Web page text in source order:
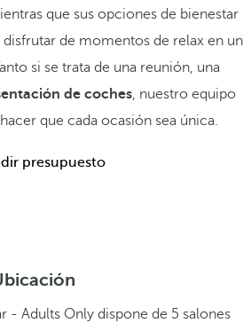
que sus opciones de bienestar
de momentos de relax en un
si se trata de una reunión, una
de coches, nuestro equipo
que cada ocasión sea única.
presupuesto
- Adults Only dispone de 5 salones